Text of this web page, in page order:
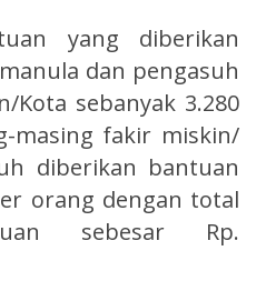
yang diberikan
dan pengasuh
Kota sebanyak 3.280
masing fakir miskin/
diberikan bantuan
orang dengan total
sebesar Rp.